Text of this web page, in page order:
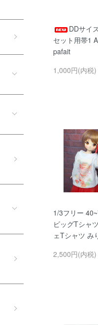
DDサイ
セット用帯1
pafait
1,000円(内税)
1/3フリー
ビッグTシャ
ェTシャツ み
2,500円(内税)